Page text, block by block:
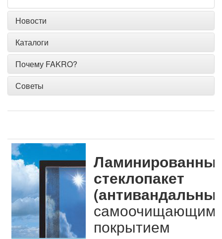
Новости
Каталоги
Почему FAKRO?
Советы
стеклопакет
покрытием